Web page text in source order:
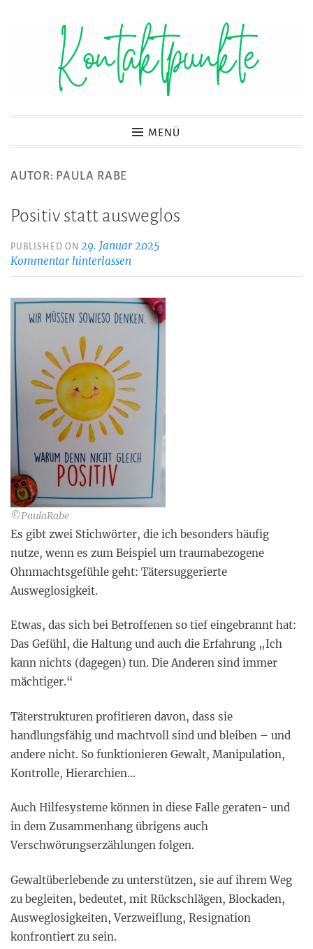
Kontaktpunkte
MENÜ
AUTOR: PAULA RABE
Positiv statt ausweglos
PUBLISHED ON 29. Januar 2025
Kommentar hinterlassen
©PaulaRabe
Es gibt zwei Stichwörter, die ich besonders häufig
nutze, wenn es zum Beispiel um traumabezogene
Ohnmachtsgefühle geht: Tätersuggerierte
Ausweglosigkeit.
Etwas, das sich bei Betroffenen so tief eingebrannt hat:
Das Gefühl, die Haltung und auch die Erfahrung „Ich
kann nichts (dagegen) tun. Die Anderen sind immer
mächtiger.“
Täterstrukturen profitieren davon, dass sie
handlungsfähig und machtvoll sind und bleiben – und
andere nicht. So funktionieren Gewalt, Manipulation,
Kontrolle, Hierarchien…
Auch Hilfesysteme können in diese Falle geraten- und
in dem Zusammenhang übrigens auch
Verschwörungserzählungen folgen.
Gewaltüberlebende zu unterstützen, sie auf ihrem Weg
zu begleiten, bedeutet, mit Rückschlägen, Blockaden,
Ausweglosigkeiten, Verzweiflung, Resignation
konfrontiert zu sein.